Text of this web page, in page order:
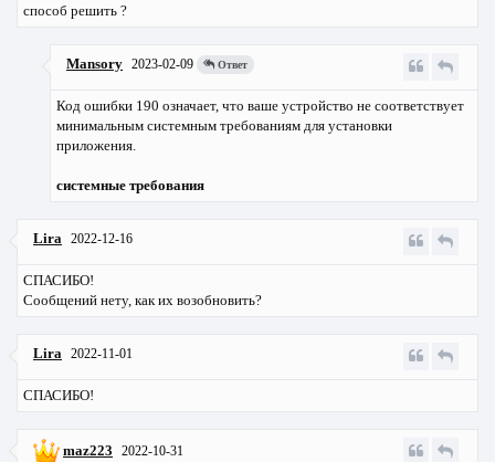
способ решить ?
Mansory 2023-02-09 Ответ
Код ошибки 190 означает, что ваше устройство не соответствует
минимальным системным требованиям для установки
приложения.
системные требования
Lira 2022-12-16
СПАСИБО!
Сообщений нету, как их возобновить?
Lira 2022-11-01
СПАСИБО!
maz223 2022-10-31